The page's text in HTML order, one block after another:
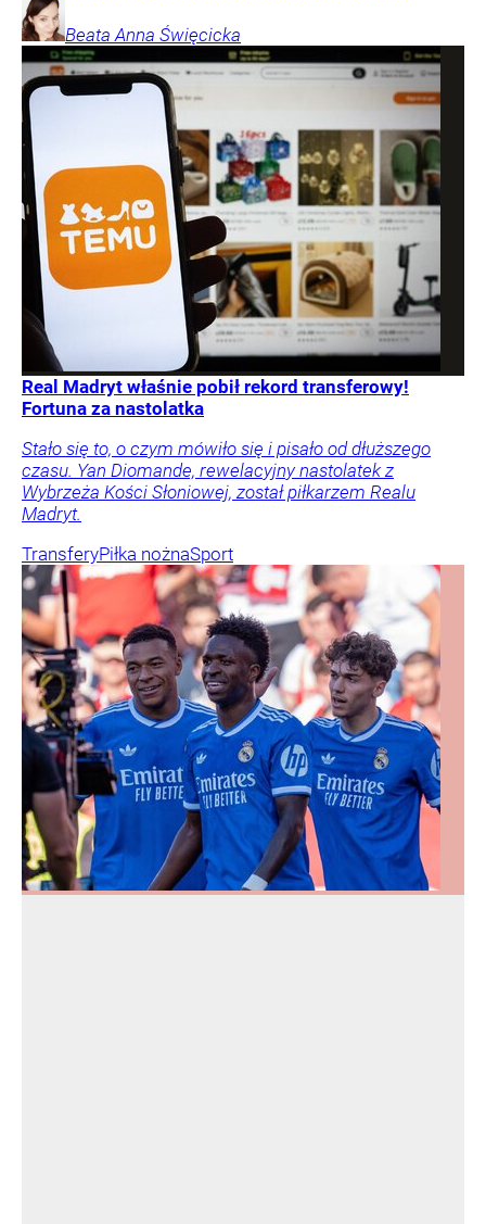
Beata Anna Święcicka
Real Madryt właśnie pobił rekord transferowy!
Fortuna za nastolatka
Stało się to, o czym mówiło się i pisało od dłuższego
czasu. Yan Diomande, rewelacyjny nastolatek z
Wybrzeża Kości Słoniowej, został piłkarzem Realu
Madryt.
TransferyPiłka nożnaSport